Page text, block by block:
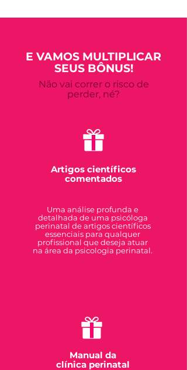
E VAMOS MULTIPLICAR
SEUS BÔNUS!
Não vai correr o risco de
perder, né?
Artigos científicos
comentados
Uma análise profunda e
detalhada de uma psicóloga
perinatal de artigos científicos
essenciais para qualquer
profissional que deseja atuar
na área da psicologia perinatal.
Manual da
clínica perinatal